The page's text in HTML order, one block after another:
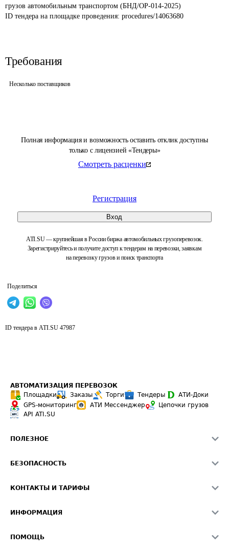
Полная информация и возможность оставить отклик доступны
только с лицензией «Тендеры»
Смотреть расценки
Регистрация
Вход
ATI.SU — крупнейшая в России биржа автомобильных грузоперевозок.
Зарегистрируйтесь и получите доступ к тендерам на перевозки, заявкам
на перевозку грузов и поиск транспорта
Поделиться
грузов автомобильным транспортом (БНД/ОР-014-2025)
ID тендера на площадке проведения: procedures/14063680
Требования
Несколько поставщиков
ID тендера в ATI.SU 47987
АВТОМАТИЗАЦИЯ ПЕРЕВОЗОК
Площадки
Заказы Торги Тендеры
АТИ-Доки
GPS-мониторинг
АТИ Мессенджер
Цепочки грузов
API ATI.SU
ПОЛЕЗНОЕ
Звезды ATI.SU на вашем сайте
Средние ставки
БЕЗОПАСНОСТЬ
Светофор+
О формировании Паспорта
КОНТАКТЫ И ТАРИФЫ
Реклама на сайте
ИНФОРМАЦИЯ
ПОМОЩЬ